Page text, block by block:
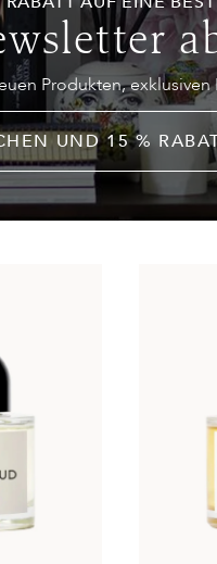
Produkten,
UND 15 %